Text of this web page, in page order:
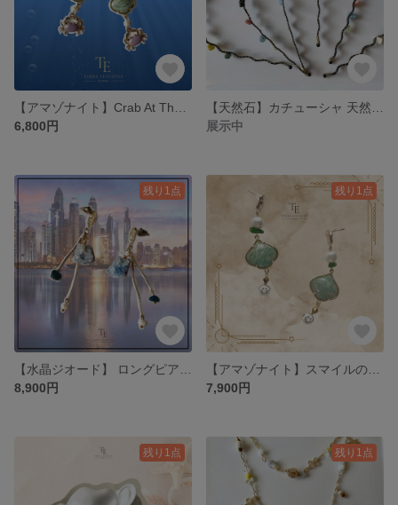
6,800円
展示中
残り1点
8,900円
残り1点
7,900円
残り1点 残り1点